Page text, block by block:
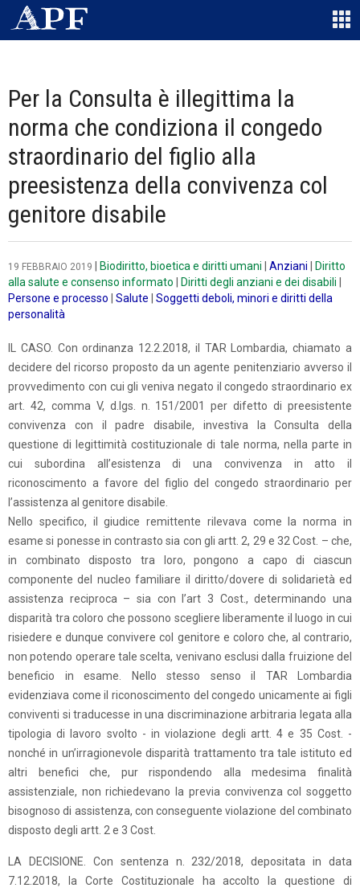
Per la Consulta è illegittima la
norma che condiziona il congedo
straordinario del figlio alla
preesistenza della convivenza col
genitore disabile
19 FEBBRAIO 2019 Biodiritto, bioetica e diritti umani Anziani
Diritto
alla salute e consenso informato
Diritti degli anziani e dei disabili
Persone e processo
Salute
Soggetti deboli, minori e diritti della
personalità
IL CASO. Con ordinanza 12.2.2018, il TAR Lombardia, chiamato a
decidere del ricorso proposto da un agente penitenziario avverso il
provvedimento con cui gli veniva negato il congedo straordinario ex
art. 42, comma V, d.lgs. n. 151/2001 per difetto di preesistente
convivenza con il padre disabile, investiva la Consulta della
questione di legittimità costituzionale di tale norma, nella parte in
cui subordina all’esistenza di una convivenza in atto il
riconoscimento a favore del figlio del congedo straordinario per
l’assistenza al genitore disabile.
Nello specifico, il giudice remittente rilevava come la norma in
esame si ponesse in contrasto sia con gli artt. 2, 29 e 32 Cost. – che,
in combinato disposto tra loro, pongono a capo di ciascun
componente del nucleo familiare il diritto/dovere di solidarietà ed
assistenza reciproca – sia con l’art 3 Cost., determinando una
disparità tra coloro che possono scegliere liberamente il luogo in cui
risiedere e dunque convivere col genitore e coloro che, al contrario,
non potendo operare tale scelta, venivano esclusi dalla fruizione del
beneficio in esame. Nello stesso senso il TAR Lombardia
evidenziava come il riconoscimento del congedo unicamente ai figli
conviventi si traducesse in una discriminazione arbitraria legata alla
tipologia di lavoro svolto - in violazione degli artt. 4 e 35 Cost. -
nonché in un’irragionevole disparità trattamento tra tale istituto ed
altri benefici che, pur rispondendo alla medesima finalità
assistenziale, non richiedevano la previa convivenza col soggetto
bisognoso di assistenza, con conseguente violazione del combinato
disposto degli artt. 2 e 3 Cost.
LA DECISIONE. Con sentenza n. 232/2018, depositata in data
7.12.2018, la Corte Costituzionale ha accolto la questione di